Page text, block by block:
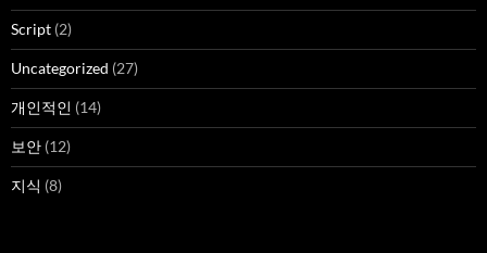
Script (2)
Uncategorized (27)
개인적인 (14)
보안 (12)
지식 (8)